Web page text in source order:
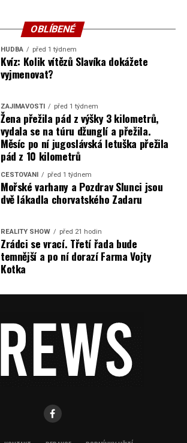
OBLÍBENÉ
HUDBA před 1 týdnem
Kvíz: Kolik vítězů Slavíka dokážete
vyjmenovat?
ZAJÍMAVOSTI před 1 týdnem
Žena přežila pád z výšky 3 kilometrů,
vydala se na túru džunglí a přežila.
Měsíc po ní jugoslávská letuška přežila
pád z 10 kilometrů
CESTOVÁNÍ před 1 týdnem
Mořské varhany a Pozdrav Slunci jsou
dvě lákadla chorvatského Zadaru
REALITY SHOW před 21 hodin
Zrádci se vrací. Třetí řada bude
temnější a po ní dorazí Farma Vojty
Kotka